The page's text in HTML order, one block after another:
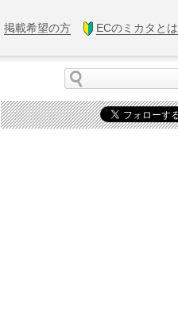
掲載希望の方 ECのミカタとは